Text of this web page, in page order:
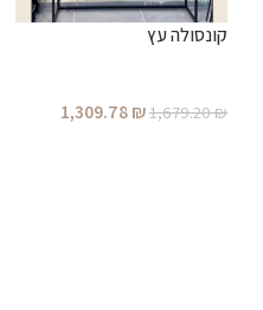
קונסולה עץ
1,679.20₪
1,309.78₪